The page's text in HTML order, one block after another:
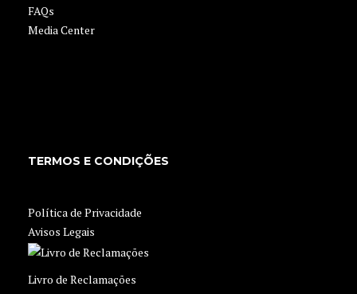
FAQs
Media Center
TERMOS E CONDIÇÕES
Política de Privacidade
Avisos Legais
Livro de Reclamações